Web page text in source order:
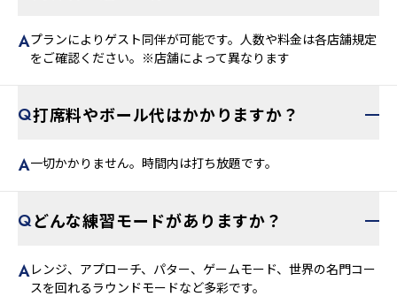
プランによりゲスト同伴が可能です。人数や料金は各店舗規定
をご確認ください。※店舗によって異なります
打席料やボール代はかかりますか？
一切かかりません。時間内は打ち放題です。
どんな練習モードがありますか？
レンジ、アプローチ、パター、ゲームモード、世界の名門コー
スを回れるラウンドモードなど多彩です。